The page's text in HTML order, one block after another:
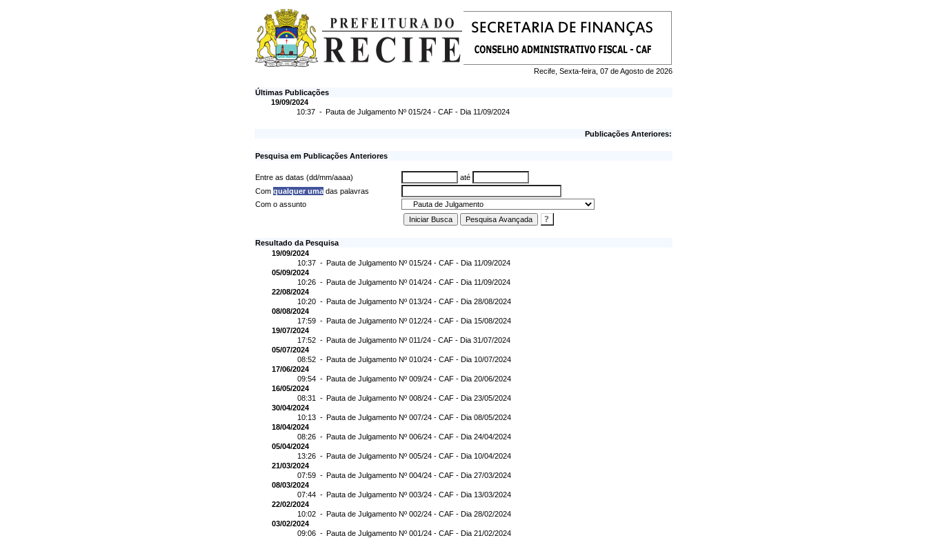
Recife, Sexta-feira, 07 de Agosto de 2026
Últimas Publicações
19/09/2024
10:37 - Pauta de Julgamento Nº 015/24 - CAF - Dia 11/09/2024
Publicações Anteriores:
Pesquisa em Publicações Anteriores
Entre as datas (dd/mm/aaaa)
até
Com qualquer uma das palavras
Com o assunto
Resultado da Pesquisa
19/09/2024
10:37 - Pauta de Julgamento Nº 015/24 - CAF - Dia 11/09/2024
05/09/2024
10:26 - Pauta de Julgamento Nº 014/24 - CAF - Dia 11/09/2024
22/08/2024
10:20 - Pauta de Julgamento Nº 013/24 - CAF - Dia 28/08/2024
08/08/2024
17:59 - Pauta de Julgamento Nº 012/24 - CAF - Dia 15/08/2024
19/07/2024
17:52 - Pauta de Julgamento Nº 011/24 - CAF - Dia 31/07/2024
05/07/2024
08:52 - Pauta de Julgamento Nº 010/24 - CAF - Dia 10/07/2024
17/06/2024
09:54 - Pauta de Julgamento Nº 009/24 - CAF - Dia 20/06/2024
16/05/2024
08:31 - Pauta de Julgamento Nº 008/24 - CAF - Dia 23/05/2024
30/04/2024
10:13 - Pauta de Julgamento Nº 007/24 - CAF - Dia 08/05/2024
18/04/2024
08:26 - Pauta de Julgamento Nº 006/24 - CAF - Dia 24/04/2024
05/04/2024
13:26 - Pauta de Julgamento Nº 005/24 - CAF - Dia 10/04/2024
21/03/2024
07:59 - Pauta de Julgamento Nº 004/24 - CAF - Dia 27/03/2024
08/03/2024
07:44 - Pauta de Julgamento Nº 003/24 - CAF - Dia 13/03/2024
22/02/2024
10:02 - Pauta de Julgamento Nº 002/24 - CAF - Dia 28/02/2024
03/02/2024
09:06 - Pauta de Julgamento Nº 001/24 - CAF - Dia 21/02/2024